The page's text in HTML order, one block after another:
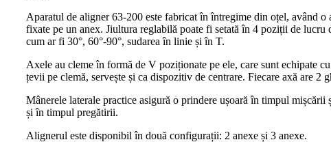
Aparatul de aligner 63-200 este fabricat în întregime din oțel, având
fixate pe un anex. Jiultura reglabilă poate fi setată în 4 poziții de
cum ar fi 30°, 60°-90°, sudarea în linie și în T.
Axele au cleme în formă de V poziționate pe ele, care sunt echipate
țevii pe clemă, servește și ca dispozitiv de centrare. Fiecare axă are 2
Mânerele laterale practice asigură o prindere ușoară în timpul
și în timpul pregătirii.
Alignerul este disponibil în două configurații: 2 anexe și 3 anexe.